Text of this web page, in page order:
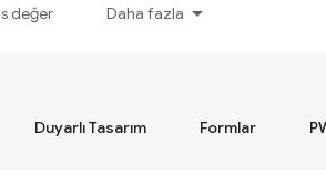
değer Daha fazla
Duyarlı Tasarım Formlar